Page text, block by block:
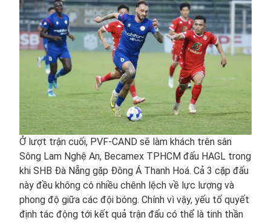
Ở lượt trận cuối, PVF-CAND sẽ làm khách trên sân
Sông Lam Nghệ An, Becamex TPHCM đấu HAGL trong
khi SHB Đà Nẵng gặp Đông Á Thanh Hoá. Cả 3 cặp đấu
này đều không có nhiều chênh lệch về lực lượng và
phong độ giữa các đội bóng. Chính vì vậy, yếu tố quyết
định tác động tới kết quả trận đấu có thể là tinh thần